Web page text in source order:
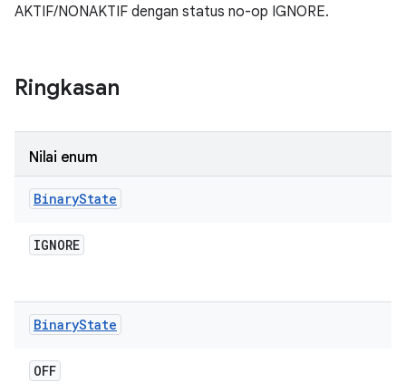
AKTIF/NONAKTIF dengan status no-op IGNORE.
Ringkasan
Nilai enum
BinaryState
IGNORE
BinaryState
OFF